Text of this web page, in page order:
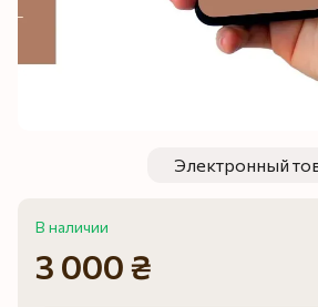
Электронный
В наличии
3 000 ₴